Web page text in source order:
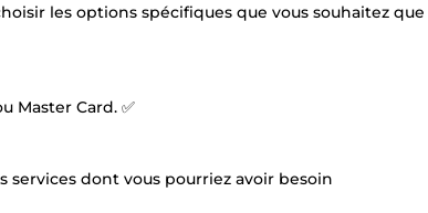
les options spécifiques que vous souhaitez que
Master Card. ✅
services dont vous pourriez avoir besoin